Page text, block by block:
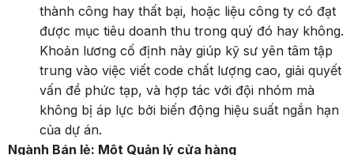
thành công hay thất bại, hoặc liệu công ty có đạt
được mục tiêu doanh thu trong quý đó hay không.
Khoản lương cố định này giúp kỹ sư yên tâm tập
trung vào việc viết code chất lượng cao, giải quyết
vấn đề phức tạp, và hợp tác với đội nhóm mà
không bị áp lực bởi biến động hiệu suất ngắn hạn
của dự án.
Ngành Bán lẻ: Một Quản lý cửa hàng